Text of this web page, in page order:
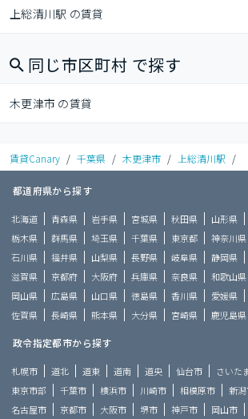
上総清川駅 の賃貸
同じ市区町村 で探す
木更津市 の賃貸
賃貸Canary / 千葉県 / 木更津市 / 上総清川駅 /
都道府県から探す
北海道 青森県 岩手県 宮城県 秋田県 山形県
栃木県
群馬県 埼玉県 千葉県 東京都 神奈川県
石川県
福井県 山梨県 長野県 岐阜県 静岡県
滋賀県
京都府 大阪府 兵庫県 奈良県 和歌山県
岡山県
広島県 山口県 徳島県 香川県 愛媛県
佐賀県
長崎県 熊本県 大分県 宮崎県 鹿児島県
政令指定都市から探す
札幌市 道北 道東 道南 道央 仙台市 さいた
東京市部
千葉市 横浜市 川崎市 相模原市 新
名古屋市
京都市 大阪市 堺市 神戸市 岡山市